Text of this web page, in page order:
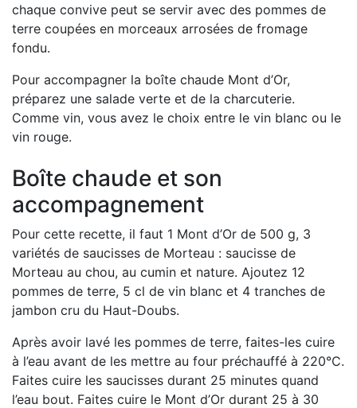
chaque convive peut se servir avec des pommes de
terre coupées en morceaux arrosées de fromage
fondu.
Pour accompagner la boîte chaude Mont d’Or,
préparez une salade verte et de la charcuterie.
Comme vin, vous avez le choix entre le vin blanc ou le
vin rouge.
Boîte chaude et son
accompagnement
Pour cette recette, il faut 1 Mont d’Or de 500 g, 3
variétés de saucisses de Morteau : saucisse de
Morteau au chou, au cumin et nature. Ajoutez 12
pommes de terre, 5 cl de vin blanc et 4 tranches de
jambon cru du Haut-Doubs.
Après avoir lavé les pommes de terre, faites-les cuire
à l’eau avant de les mettre au four préchauffé à 220°C.
Faites cuire les saucisses durant 25 minutes quand
l’eau bout. Faites cuire le Mont d’Or durant 25 à 30